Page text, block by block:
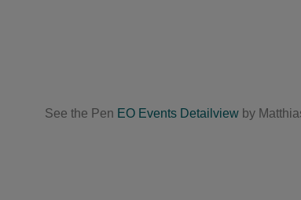
See the Pen EO Events Detailviewby